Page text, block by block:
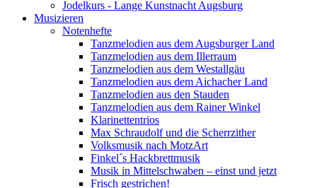
Jodelkurs - Lange Kunstnacht Augsburg
Musizieren
Notenhefte
Tanzmelodien aus dem Augsburger Land
Tanzmelodien aus dem Illerraum
Tanzmelodien aus dem Westallgäu
Tanzmelodien aus dem Aichacher Land
Tanzmelodien aus den Stauden
Tanzmelodien aus dem Rainer Winkel
Klarinettentrios
Max Schraudolf und die Scherrzither
Volksmusik nach MotzArt
Finkel´s Hackbrettmusik
Musik in Mittelschwaben – einst und jetzt
Frisch gestrichen!